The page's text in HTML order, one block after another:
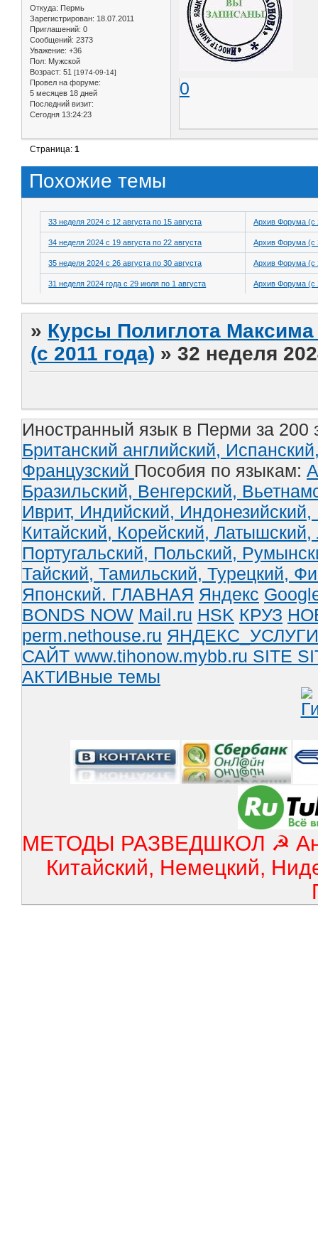
Откуда: Пермь
Зарегистрирован: 18.07.2011
Приглашений: 0
Сообщений: 2373
Уважение: +36
Пол: Мужской
Возраст: 51 [1974-09-14]
Провел на форуме:
5 месяцев 18 дней
Последний визит:
Сегодня 13:24:23
0
Страница:1
Похожие темы
33 неделя 2024 с 12 августа по 15 августа Архив Форума (с
34 неделя 2024 с 19 августа по 22 августа Архив Форума (с
35 неделя 2024 с 26 августа по 30 августа Архив Форума (с
31 неделя 2024 года с 29 июля по 1 августа Архив Форума (с
» Курсы Полиглота
(с 2011 года) »32 неделя
Иностранный язык в Перми за 200
Британский английский,
Французский Пособия по языкам:
Бразильский, Венгерский,
Иврит, Индийский, Индонезийский,
Китайский, Корейский, Латышский,
Португальский, Польский,
Тайский, Тамильский, Турецкий,
Японский. ГЛАВНАЯ Яндекс
BONDS NOW Mail.ru HSK КРУЗ
perm.nethouse.ru ЯНДЕКС_УСЛУГИ
САЙТ www.tihonow.mybb.ru SITE
АКТИВные темы
МЕТОДЫ РАЗВЕДШКОЛ ☭
Китайский, Немецкий,